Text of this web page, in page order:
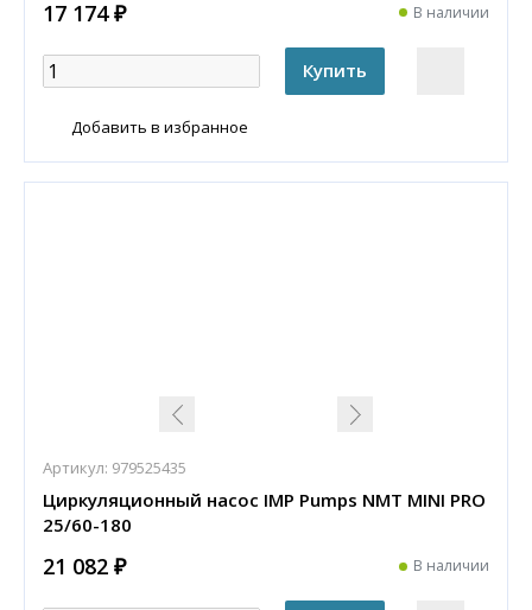
17 174 ₽ В наличии
Добавить в избранное
Артикул: 979525435
Циркуляционный насос IMP Pumps NMT MINI PRO
25/60-180
21 082 ₽ В наличии